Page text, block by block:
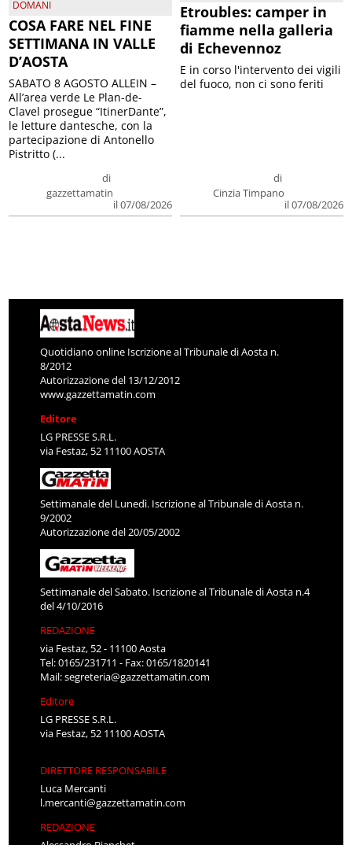
DOMANI
COSA FARE NEL FINE
SETTIMANA IN VALLE
D’AOSTA
di
gazzettamatin
il 07/08/2026
SABATO 8 AGOSTO ALLEIN –
All’area verde Le Plan-de-
Clavel prosegue “ItinerDante”,
le letture dantesche, con la
partecipazione di Antonello
Pistritto (...
Etroubles: camper in
fiamme nella galleria
di Echevennoz
di
Cinzia Timpano
il 07/08/2026
E in corso l'intervento dei vigili
del fuoco, non ci sono feriti
Quotidiano online Iscrizione al Tribunale di Aosta n.
8/2012
Autorizzazione del 13/12/2012
www.gazzettamatin.com
Editore
LG PRESSE S.R.L.
via Festaz, 52 11100 AOSTA
Settimanale del Lunedì. Iscrizione al Tribunale di Aosta n.
9/2002
Autorizzazione del 20/05/2002
Settimanale del Sabato. Iscrizione al Tribunale di Aosta n.4
del 4/10/2016
REDAZIONE
via Festaz, 52 - 11100 Aosta
Tel: 0165/231711 - Fax: 0165/1820141
Mail:segreteria@gazzettamatin.com
Editore
LG PRESSE S.R.L.
via Festaz, 52 11100 AOSTA
DIRETTORE RESPONSABILE
Luca Mercanti
l.mercanti@gazzettamatin.com
REDAZIONE